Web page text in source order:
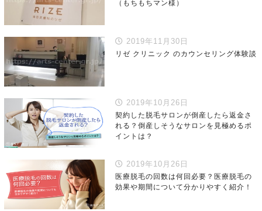
（もちもちマン様）
2019年11月30日
リゼ クリニック のカウンセリング体験談
2019年10月26日
契約した脱毛サロンが倒産したら返金さ
れる？倒産しそうなサロンを見極めるポ
イントは？
2019年10月26日
医療脱毛の回数は何回必要？医療脱毛の
効果や期間について分かりやすく紹介！